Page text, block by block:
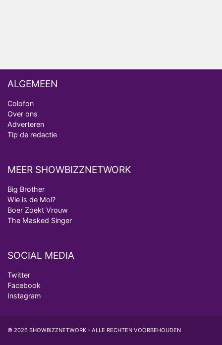
ALGEMEEN
Colofon
Over ons
Adverteren
Tip de redactie
MEER SHOWBIZZNETWORK
Big Brother
Wie is de Mol?
Boer Zoekt Vrouw
The Masked Singer
SOCIAL MEDIA
Twitter
Facebook
Instagram
© 2026 SHOWBIZZNETWORK - ALLE RECHTEN VOORBEHOUDEN